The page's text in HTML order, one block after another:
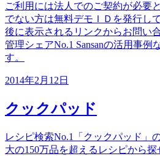
ご利用には法人でのご契約が必要
でない方は無料デモＩＤを発行し
後に表示されるリンクからお問い
管理シェアNo.1 Sansanの活用事例
す。
2014年2月12日
クックパッド
レシピ検索No.1「クックパッド」
大の150万品を超えるレシピから